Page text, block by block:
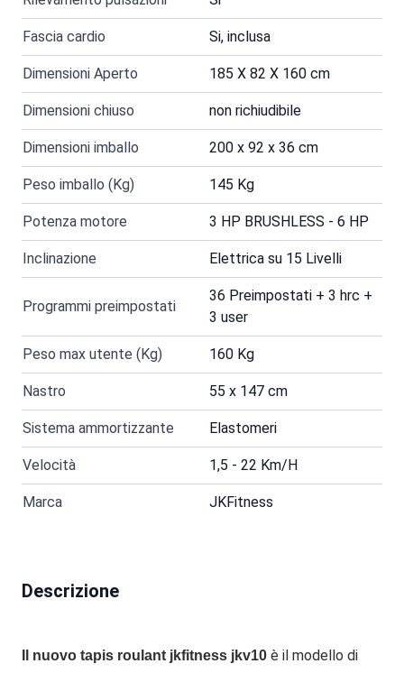
Fascia cardio Si, inclusa
Dimensioni Aperto 185 X 82 X 160 cm
Dimensioni chiuso non richiudibile
Dimensioni imballo 200 x 92 x 36 cm
Peso imballo (Kg) 145 Kg
Potenza motore 3 HP BRUSHLESS - 6 HP
Inclinazione Elettrica su 15 Livelli
Programmi preimpostati
36 Preimpostati + 3 hrc +
3 user
Peso max utente (Kg) 160 Kg
Nastro 55 x 147 cm
Sistema ammortizzante Elastomeri
Velocità 1,5 - 22 Km/H
Marca JKFitness
Descrizione
Il nuovo tapis roulant jkfitness jkv10 è il modello di